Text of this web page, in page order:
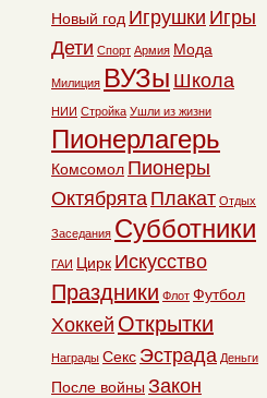
Новый год Игрушки Игры
Дети Спорт Армия Мода
Милиция ВУЗы Школа
НИИ Стройка Ушли из жизни
Пионерлагерь
Комсомол Пионеры
Октябрята Плакат Отдых
Заседания Субботники
ГАИ Цирк Искусство
Праздники Флот Футбол
Хоккей Открытки
Награды Секс Эстрада Деньги
После войны Закон